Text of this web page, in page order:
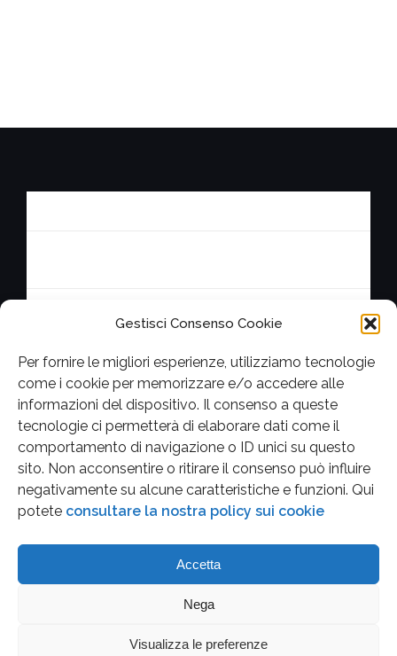
Gestisci Consenso Cookie
Per fornire le migliori esperienze, utilizziamo tecnologie
come i cookie per memorizzare e/o accedere alle
informazioni del dispositivo. Il consenso a queste
tecnologie ci permetterà di elaborare dati come il
comportamento di navigazione o ID unici su questo
sito. Non acconsentire o ritirare il consenso può influire
negativamente su alcune caratteristiche e funzioni. Qui
potete consultare la nostra policy sui cookie
Accetta
Nega
Visualizza le preferenze
Cookie Policy (UE)
FacebookTwitter YoutubeInstagram